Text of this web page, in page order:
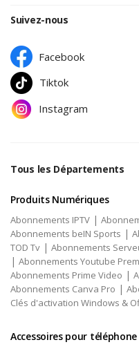
Suivez-nous
Facebook
Tiktok
Instagram
Tous les Départements
Produits Numériques
Abonnements IPTV |
Abonnements beIN Sports |
TOD Tv | Abonnements
| Abonnements Youtube
Abonnements Prime Video |
Abonnements Canva Pro |
Clés d'activation Windows &
Accessoires pour téléphone